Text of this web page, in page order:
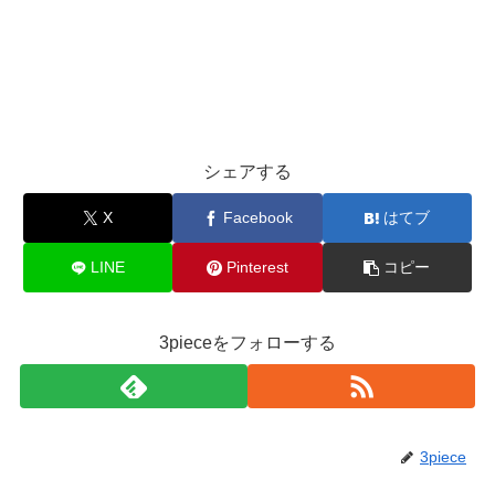
シェアする
X Facebook はてブ
LINE Pinterest コピー
3pieceをフォローする
3piece